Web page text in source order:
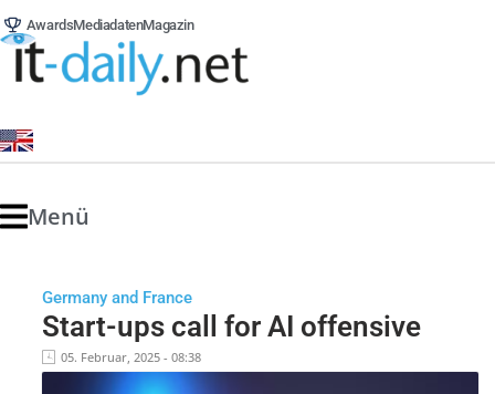
AwardsMediadatenMagazin
Menü
Germany and France
Start-ups call for AI offensive
05. Februar, 2025 - 08:38